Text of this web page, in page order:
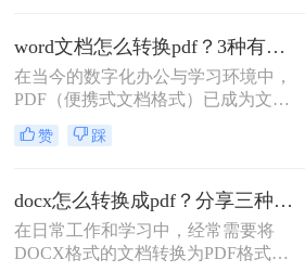
Word (.docx 或 .doc) 则是我们最常使
用的文档编辑工具。因此，将 Word
文档高效、准确地转换为 PDF 就成了
必备技能。
word文档怎么转换pdf？3种有效方法详解！
在当今的数字化办公与学习环境中，
PDF（便携式文档格式）已成为文件
分发、打印和归档的事实标准。它能
够完美保留原始文档的格式、字体和
效果都完全一致。相比之下，Word文
档则可能因软件版本、字体缺失或设
置差异而出现排版错乱。因此，将
Word文档转换为PDF是一项高频且至
赞 踩
docx怎么转换成pdf？分享三种常见转换方法！
在日常工作和学习中，经常需要将
DOCX格式的文档转换为PDF格式，